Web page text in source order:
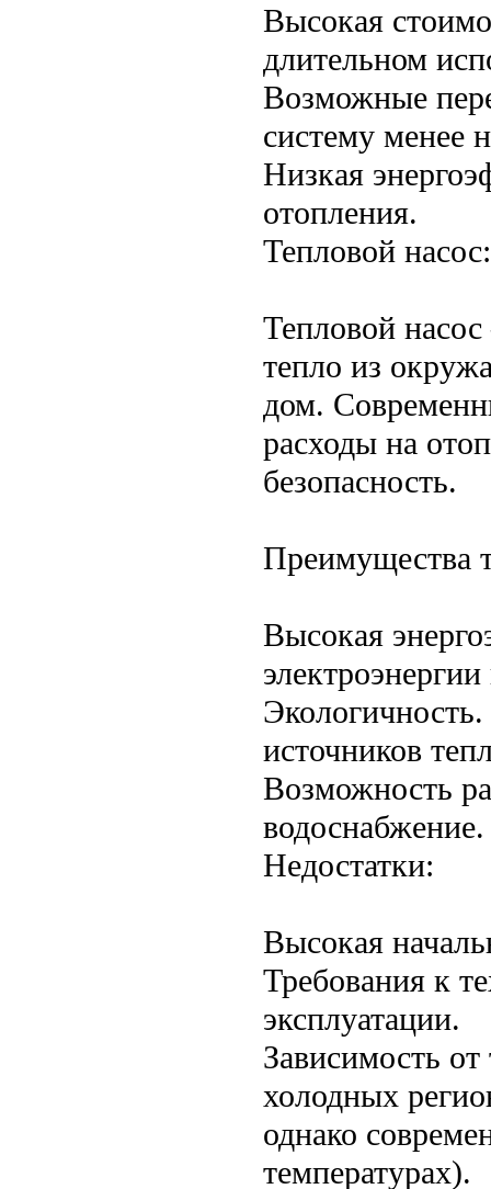
Высокая
длительном
Возможные
систему менее
Низкая
отопления.
Тепловой
Тепловой
тепло из
дом.
расходы на
безопасность.
Преимущества
Высокая
источников
Возможность
водоснабжение.
Недостатки:
Высокая
Требования к
эксплуатации.
Зависимость
холодных
однако
температурах).